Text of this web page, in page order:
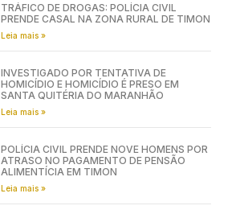
TRÁFICO DE DROGAS: POLÍCIA CIVIL
PRENDE CASAL NA ZONA RURAL DE TIMON
Leia mais »
INVESTIGADO POR TENTATIVA DE
HOMICÍDIO E HOMICÍDIO É PRESO EM
SANTA QUITÉRIA DO MARANHÃO
Leia mais »
POLÍCIA CIVIL PRENDE NOVE HOMENS POR
ATRASO NO PAGAMENTO DE PENSÃO
ALIMENTÍCIA EM TIMON
Leia mais »